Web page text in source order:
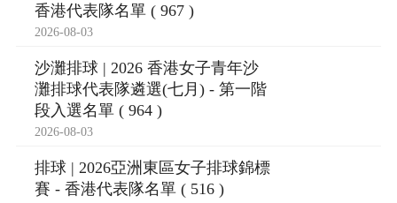
香港代表隊名單 ( 967 )
2026-08-03
沙灘排球 | 2026 香港女子青年沙
灘排球代表隊遴選(七月) - 第一階
段入選名單 ( 964 )
2026-08-03
排球 | 2026亞洲東區女子排球錦標
賽 - 香港代表隊名單 ( 516 )